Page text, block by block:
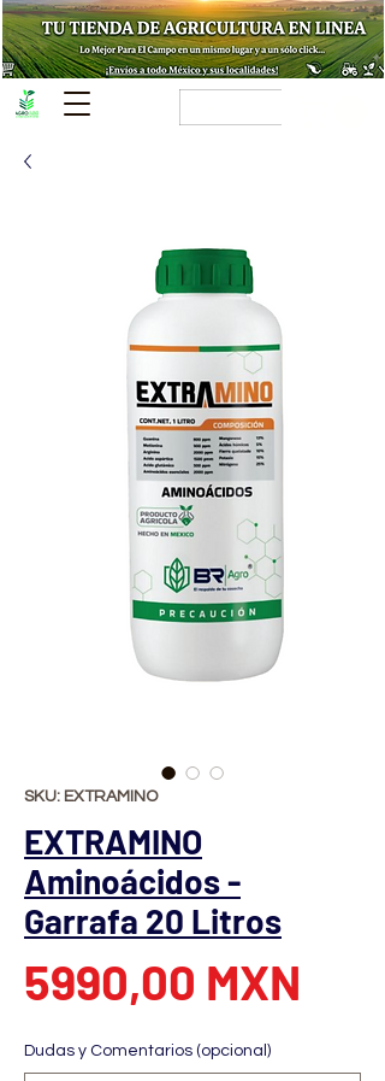
SKU: EXTRAMINO
EXTRAMINO
Aminoácidos -
Garrafa 20 Litros
5990,00 MXN
Dudas y Comentarios (opcional)